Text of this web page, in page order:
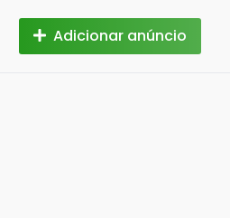
Adicionar anúncio